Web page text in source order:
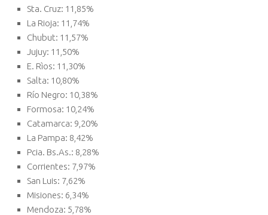
Sta. Cruz: 11,85%
La Rioja: 11,74%
Chubut: 11,57%
Jujuy: 11,50%
E. Rìos: 11,30%
Salta: 10,80%
Río Negro: 10,38%
Formosa: 10,24%
Catamarca: 9,20%
La Pampa: 8,42%
Pcia. Bs.As.: 8,28%
Corrientes: 7,97%
San Luis: 7,62%
Misiones: 6,34%
Mendoza: 5,78%